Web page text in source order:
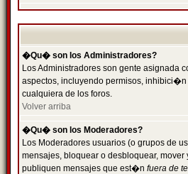
�Qu� son los Administradores?
Los Administradores son gente asignada
aspectos, incluyendo permisos,
cualquiera de los foros.
Volver arriba
�Qu� son los Moderadores?
Los Moderadores usuarios (o grupos de
mensajes, bloquear o desbloquear,
publiquen mensajes que est�n fuera de